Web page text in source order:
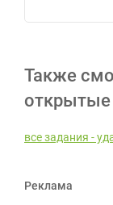
Также
открытые
все задания -
Реклама